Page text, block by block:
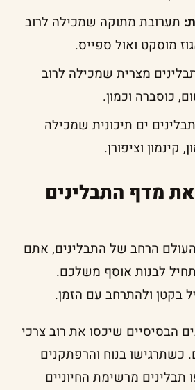
תערובת מתוקה שמכילה לרוב
מוסקט ואול ספייס.
מצרית שמכילה לרוב
כוסברה וכמון.
ים תיכונית שמכילה
קינמון וציפורן.
מדף התבלינים
הרחב של התבלינים, אתם
לבנות אוסף משלכם.
בקטן ולהתרחב עם הזמן.
הבסיסיים שיכסו את רוב צרכי
כשתרגישו בנוח והרפתקנים
תבלינים מרשימת החיוניים